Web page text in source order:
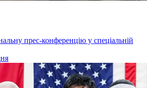
прес-конференцію у спеціальній